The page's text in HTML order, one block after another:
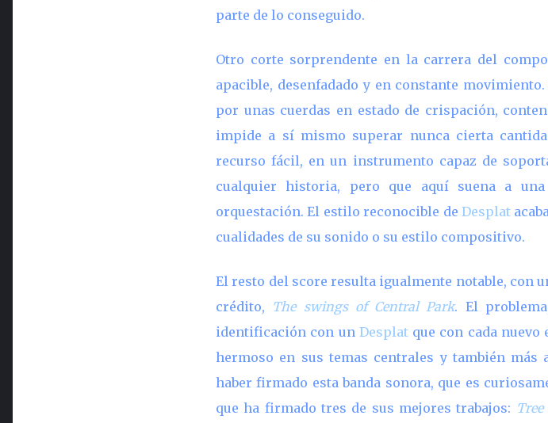
parte de lo conseguido.
Otro corte sorprendente en la carrera del
apacible, desenfadado y en constante
por unas cuerdas en estado de crispación,
impide a sí mismo superar nunca cierta
recurso fácil, en un instrumento capaz de
cualquier historia, pero que aquí suena a
orquestación. El estilo reconocible de Desplat
cualidades de su sonido o su estilo compositivo.
El resto del score resulta igualmente notable, con
crédito, The swings of Central Park. El
identificación con un Desplatque con cada nuevo
hermoso en sus temas centrales y también
haber firmado esta banda sonora, que es
que ha firmado tres de sus mejores trabajos: